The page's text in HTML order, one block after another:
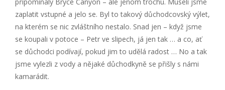
zaplatit vstupné a jelo se. Byl to takový důchodcovský výlet,
na kterém se nic zvláštního nestalo. Snad jen – když jsme
se koupali v potoce – Petr ve slipech, já jen tak … a co, ať
se důchodci podívají, pokud jim to udělá radost … No a tak
jsme vylezli z vody a nějaké důchodkyně se přišly s námi
kamarádit.